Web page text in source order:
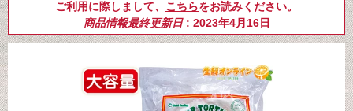
ご利用に際しまして、 こちらをお読みください。
商品情報最終更新日: 2023年4月16日